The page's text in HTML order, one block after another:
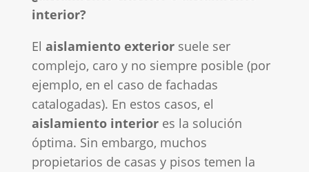
interior?
El aislamiento exteriorsuele ser
complejo, caro y no siempre posible (por
ejemplo, en el caso de fachadas
catalogadas). En estos casos, el
aislamiento interiores la solución
óptima. Sin embargo, muchos
propietarios de casas y pisos temen la